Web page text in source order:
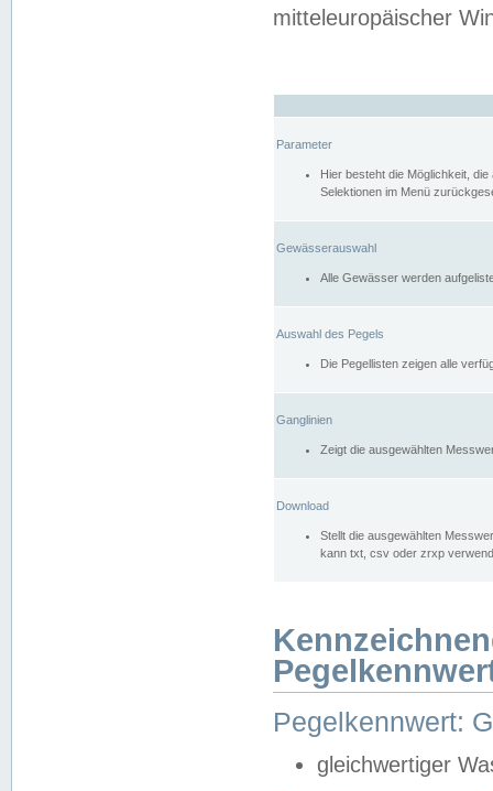
mitteleuropäischer
Parameter
Hier besteht die Möglichkeit,
Selektionen im Menü
Gewässerauswahl
Alle Gewässer werden
Auswahl des Pegels
Die Pegellisten zeigen alle
Ganglinien
Zeigt die ausgewählten
Download
Stellt die ausgewählten
kann txt, csv oder zrxp
Pegelkennwert:
gleichwertiger